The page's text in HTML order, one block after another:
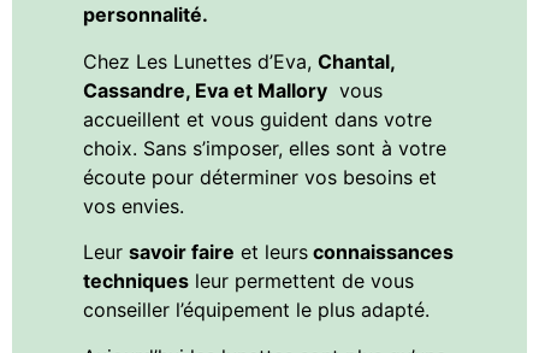
personnalité.
Chez Les Lunettes d’Eva, Chantal,
Cassandre, Eva et Mallory vous
accueillent et vous guident dans votre
choix. Sans s’imposer, elles sont à votre
écoute pour déterminer vos besoins et
vos envies.
Leur savoir faire et leurs connaissances
techniques leur permettent de vous
conseiller l’équipement le plus adapté.